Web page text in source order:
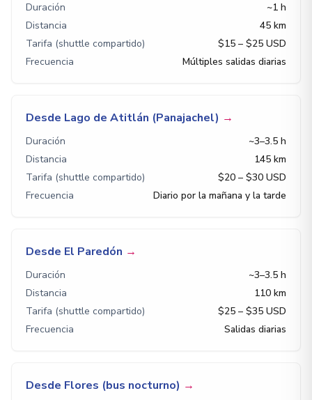
Duración
~1 h
Distancia
45 km
Tarifa (shuttle compartido)
$15 – $25 USD
Frecuencia
Múltiples salidas diarias
Desde Lago de Atitlán (Panajachel) →
Duración
~3–3.5 h
Distancia
145 km
Tarifa (shuttle compartido)
$20 – $30 USD
Frecuencia
Diario por la mañana y la tarde
Desde El Paredón →
Duración
~3–3.5 h
Distancia
110 km
Tarifa (shuttle compartido)
$25 – $35 USD
Frecuencia
Salidas diarias
Desde Flores (bus nocturno) →